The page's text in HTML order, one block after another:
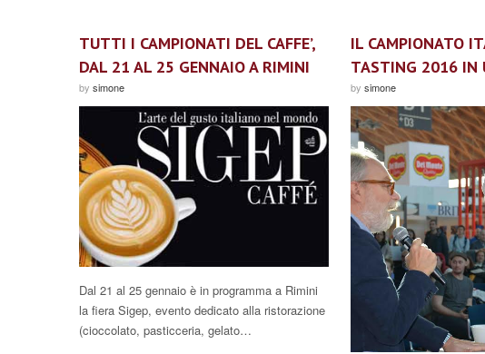
TUTTI I CAMPIONATI DEL CAFFE’,
DAL 21 AL 25 GENNAIO A RIMINI
by simone
Dal 21 al 25 gennaio è in programma a Rimini
la fiera Sigep, evento dedicato alla ristorazione
(cioccolato, pasticceria, gelato…
IL CAMPIONATO
TASTING 2016 IN
by simone